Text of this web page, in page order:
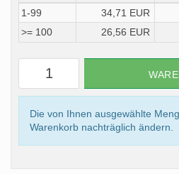
1-99
34,71 EUR
>= 100
26,56 EUR
Die von Ihnen ausgewählte
Warenkorb nachträglich ändern.